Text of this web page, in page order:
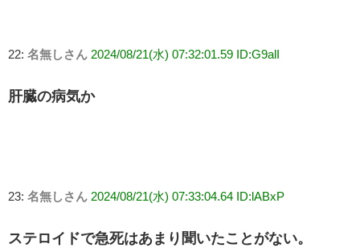
22: 名無しさん 2024/08/21(水) 07:32:01.59 ID:G9alI
肝臓の病気か
23: 名無しさん 2024/08/21(水) 07:33:04.64 ID:lABxP
ステロイドで急死はあまり聞いたことがない。